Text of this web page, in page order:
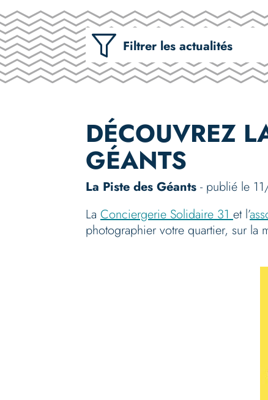
Filtrer les actualités
DÉCOUVREZ
GÉANTS
La Piste des Géants - publié le
La Conciergerie Solidaire 31et l’
photographier votre quartier, sur la